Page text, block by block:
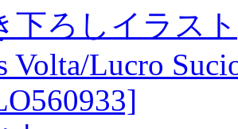
下ろしイラス
Volta/Lucro